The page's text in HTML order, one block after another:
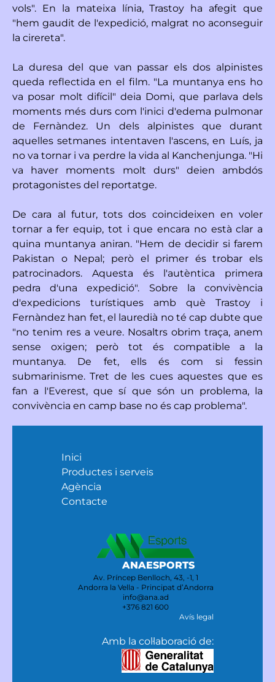
vols". En la mateixa línia, Trastoy ha afegit que
"hem gaudit de l'expedició, malgrat no aconseguir
la cirereta".
La duresa del que van passar els dos alpinistes
queda reflectida en el film. "La muntanya ens ho
va posar molt difícil" deia Domi, que parlava dels
moments més durs com l'inici d'edema pulmonar
de Fernàndez. Un dels alpinistes que durant
aquelles setmanes intentaven l'ascens, en Luís, ja
no va tornar i va perdre la vida al Kanchenjunga. "Hi
va haver moments molt durs" deien ambdós
protagonistes del reportatge.
De cara al futur, tots dos coincideixen en voler
tornar a fer equip, tot i que encara no està clar a
quina muntanya aniran. "Hem de decidir si farem
Pakistan o Nepal; però el primer és trobar els
patrocinadors. Aquesta és l'autèntica primera
pedra d'una expedició". Sobre la convivència
d'expedicions turístiques amb què Trastoy i
Fernàndez han fet, el lauredià no té cap dubte que
"no tenim res a veure. Nosaltrs obrim traça, anem
sense oxigen; però tot és compatible a la
muntanya. De fet, ells és com si fessin
submarinisme. Tret de les cues aquestes que es
fan a l'Everest, que sí que són un problema, la
convivència en camp base no és cap problema".
Inici
Productes i serveis
Agència
Contacte
ANAESPORTS
Av. Príncep Benlloch, 43, -1, 1
Andorra la Vella - Principat d’Andorra
info@ana.ad
+376 821 600
Avís legal
Amb la col·laboració de: